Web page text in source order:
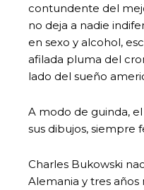
contundente del
no deja a nadie
en sexo y alcohol,
afilada pluma del
lado del sueño
A modo de guinda,
sus dibujos, siempre
Charles Bukowski
Alemania y tres años